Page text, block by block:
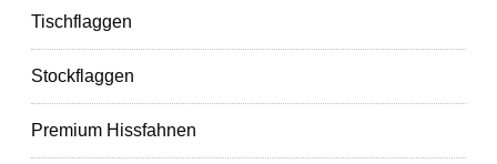
Tischflaggen
Stockflaggen
Premium Hissfahnen